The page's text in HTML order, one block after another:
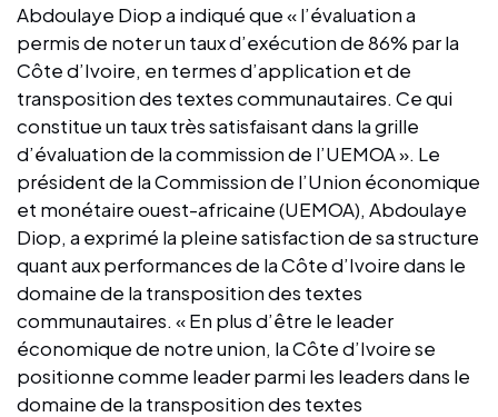
Abdoulaye Diop a indiqué que « l’évaluation a
permis de noter un taux d’exécution de 86% par la
Côte d’Ivoire, en termes d’application et de
transposition des textes communautaires. Ce qui
constitue un taux très satisfaisant dans la grille
d’évaluation de la commission de l’UEMOA ». Le
président de la Commission de l’Union économique
et monétaire ouest-africaine (UEMOA), Abdoulaye
Diop, a exprimé la pleine satisfaction de sa structure
quant aux performances de la Côte d’Ivoire dans le
domaine de la transposition des textes
communautaires. « En plus d’être le leader
économique de notre union, la Côte d’Ivoire se
positionne comme leader parmi les leaders dans le
domaine de la transposition des textes